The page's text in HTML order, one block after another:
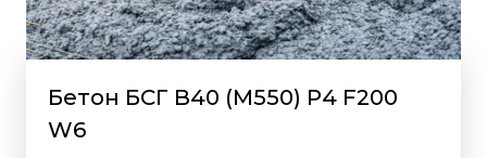
Бетон БСГ В40 (М550) Р4 F200
W6